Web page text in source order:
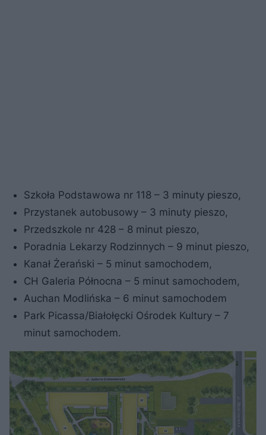
Szkoła Podstawowa nr 118 – 3 minuty pieszo,
Przystanek autobusowy – 3 minuty pieszo,
Przedszkole nr 428 – 8 minut pieszo,
Poradnia Lekarzy Rodzinnych – 9 minut pieszo,
Kanał Żerański – 5 minut samochodem,
CH Galeria Północna – 5 minut samochodem,
Auchan Modlińska – 6 minut samochodem
Park Picassa/Białołęcki Ośrodek Kultury – 7
minut samochodem.